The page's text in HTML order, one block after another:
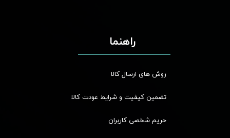
راهنما
روش های ارسال کالا
تضمین کیفیت و شرایط عودت کالا
حریم شخصی کاربران